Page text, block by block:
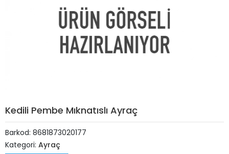
Kedili Pembe Mıknatıslı Ayraç
Barkod: 8681873020177
Kategori: Ayraç